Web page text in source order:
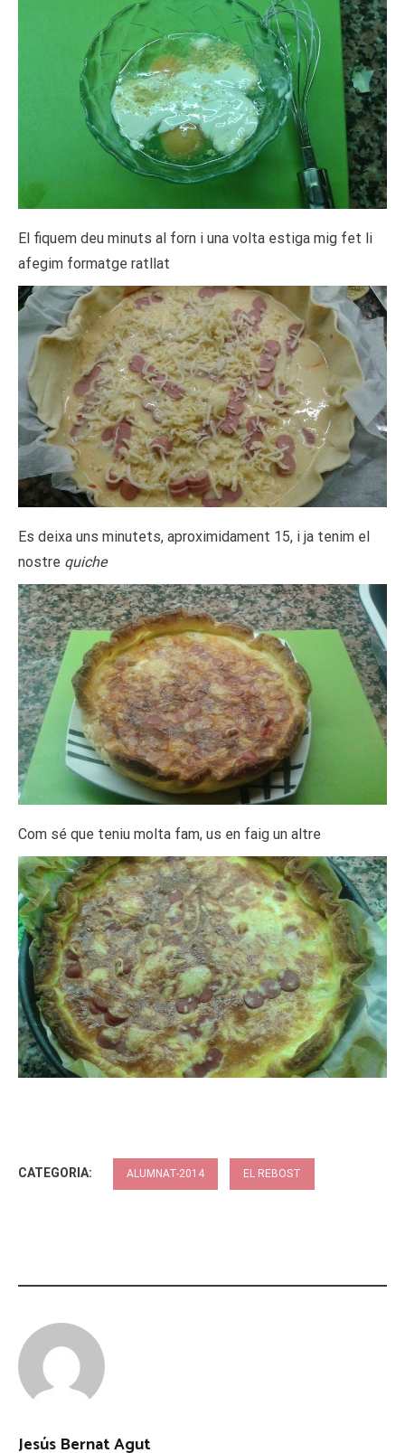
El fiquem deu minuts al forn i una volta estiga mig fet li
afegim formatge ratllat
Es deixa uns minutets, aproximidament 15, i ja tenim el
nostre quiche
Com sé que teniu molta fam, us en faig un altre
CATEGORIA: ALUMNAT-2014 EL REBOST
Jesús Bernat Agut